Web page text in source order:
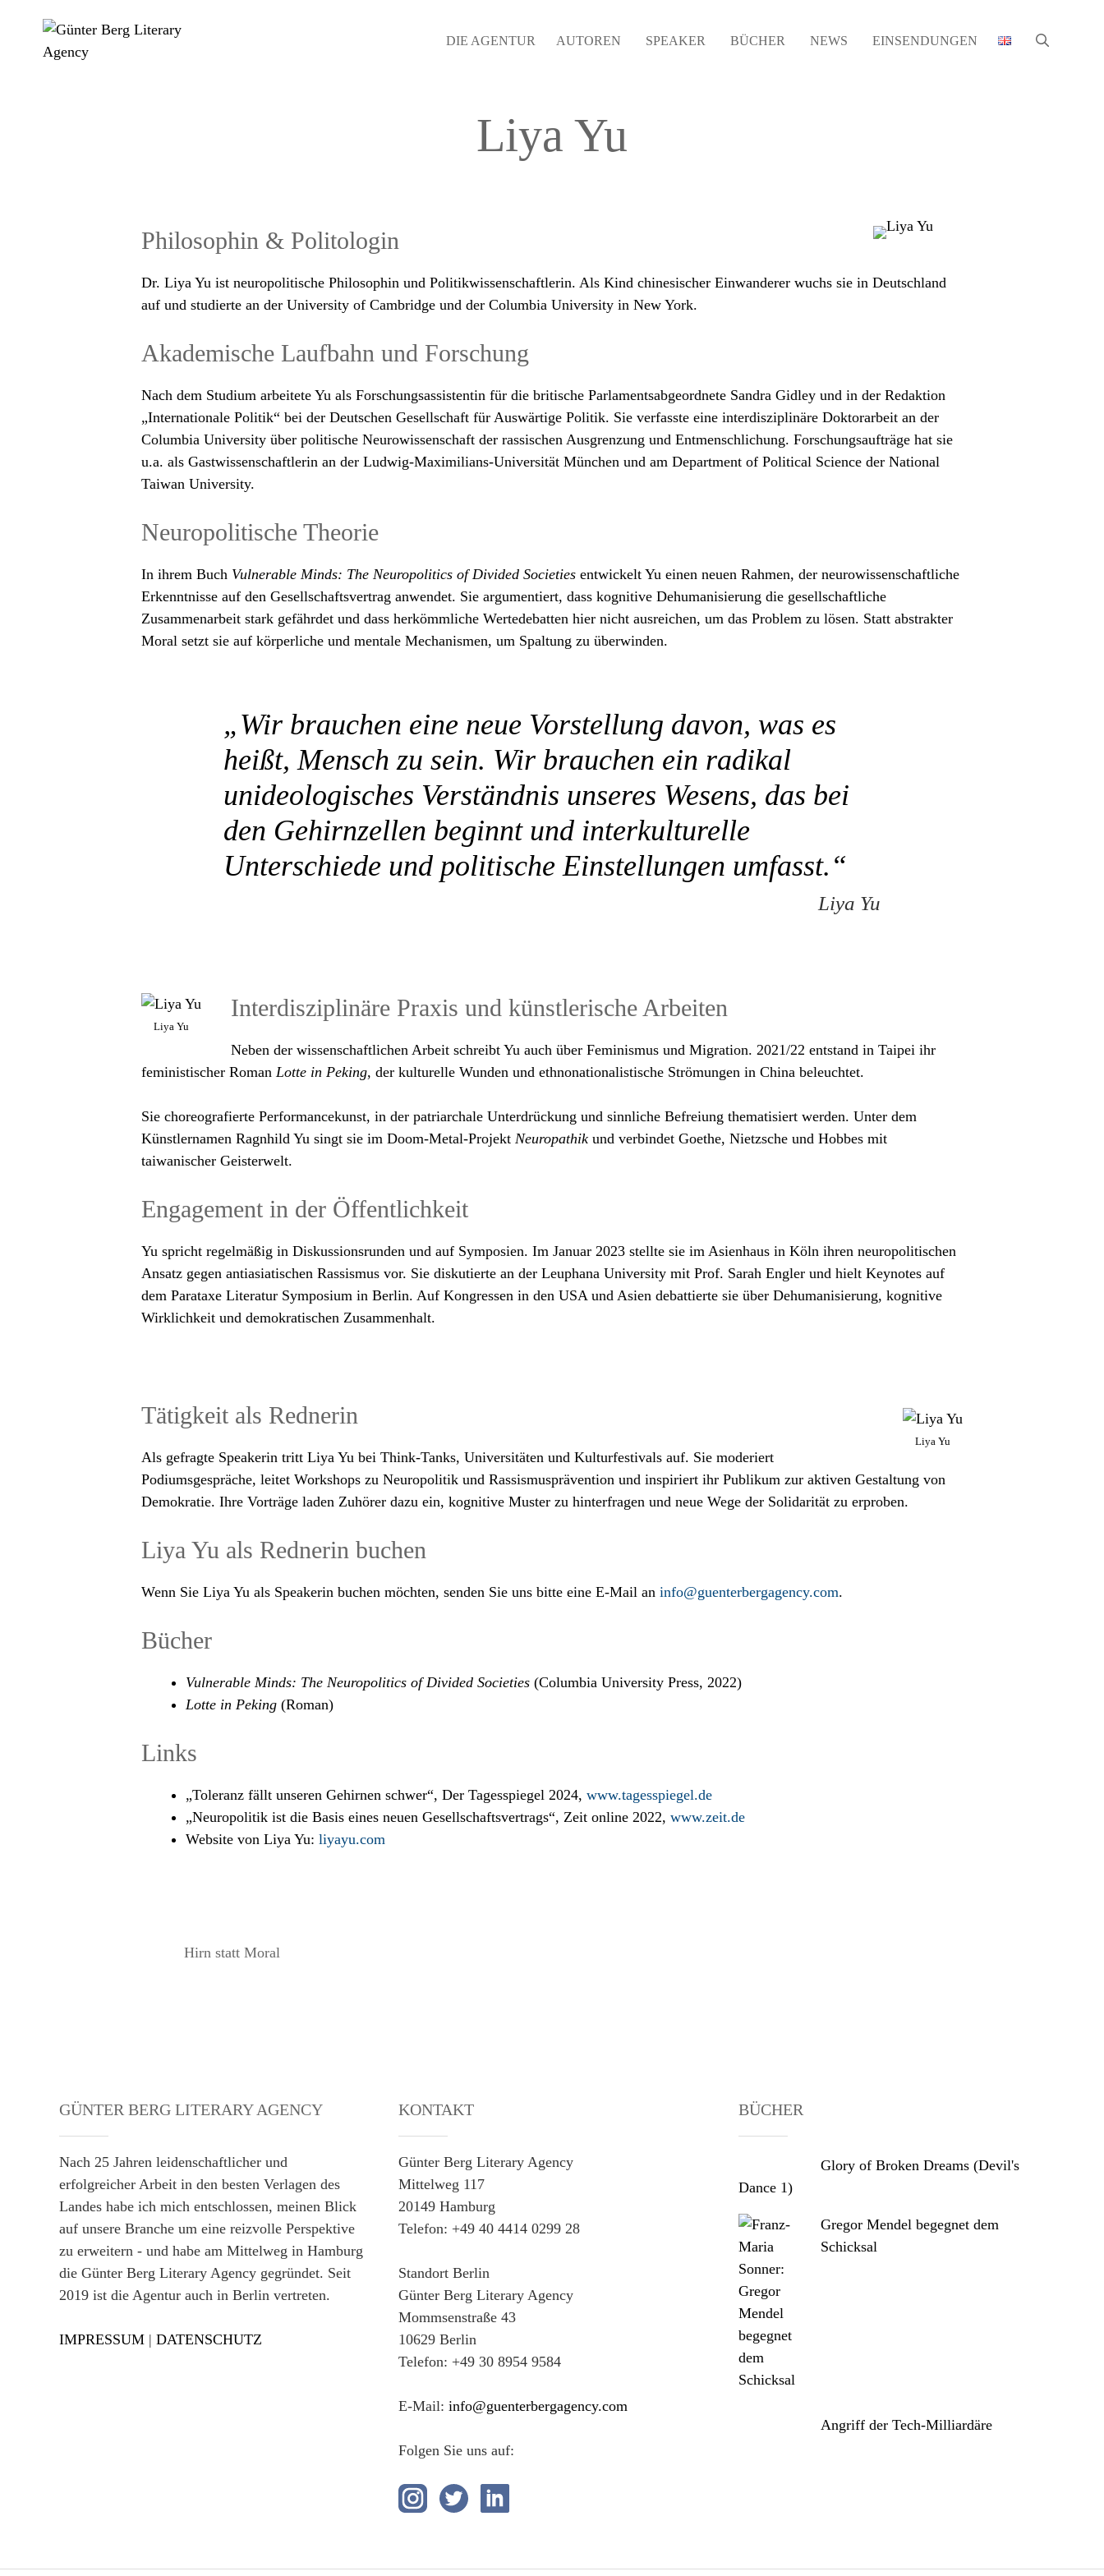
springen
DIE AGENTUR AUTOREN SPEAKER BÜCHER NEWS EINSENDUNGEN
Liya Yu
Philosophin & Politologin
Dr. Liya Yu ist neuropolitische Philosophin und Politikwissenschaftlerin. Als Kind chinesischer Einwanderer wuchs sie in Deutschland
auf und studierte an der University of Cambridge und der Columbia University in New York.
Akademische Laufbahn und Forschung
Nach dem Studium arbeitete Yu als Forschungsassistentin für die britische Parlamentsabgeordnete Sandra Gidley und in der Redaktion
„Internationale Politik“ bei der Deutschen Gesellschaft für Auswärtige Politik. Sie verfasste eine interdisziplinäre Doktorarbeit an der
Columbia University über politische Neurowissenschaft der rassischen Ausgrenzung und Entmenschlichung. Forschungsaufträge hat sie
u.a. als Gastwissenschaftlerin an der Ludwig-Maximilians-Universität München und am Department of Political Science der National
Taiwan University.
Neuropolitische Theorie
In ihrem Buch Vulnerable Minds: The Neuropolitics of Divided Societies entwickelt Yu einen neuen Rahmen, der neurowissenschaftliche
Erkenntnisse auf den Gesellschaftsvertrag anwendet. Sie argumentiert, dass kognitive Dehumanisierung die gesellschaftliche
Zusammenarbeit stark gefährdet und dass herkömmliche Wertedebatten hier nicht ausreichen, um das Problem zu lösen. Statt abstrakter
Moral setzt sie auf körperliche und mentale Mechanismen, um Spaltung zu überwinden.
„Wir brauchen eine neue Vorstellung davon, was es
heißt, Mensch zu sein. Wir brauchen ein radikal
unideologisches Verständnis unseres Wesens, das bei
den Gehirnzellen beginnt und interkulturelle
Unterschiede und politische Einstellungen umfasst.“
Liya Yu
Liya Yu
Interdisziplinäre Praxis und künstlerische Arbeiten
Neben der wissenschaftlichen Arbeit schreibt Yu auch über Feminismus und Migration. 2021/22 entstand in Taipei ihr
feministischer Roman Lotte in Peking, der kulturelle Wunden und ethnonationalistische Strömungen in China beleuchtet.
Sie choreografierte Performancekunst, in der patriarchale Unterdrückung und sinnliche Befreiung thematisiert werden. Unter dem
Künstlernamen Ragnhild Yu singt sie im Doom-Metal-Projekt Neuropathik und verbindet Goethe, Nietzsche und Hobbes mit
taiwanischer Geisterwelt.
Engagement in der Öffentlichkeit
Yu spricht regelmäßig in Diskussionsrunden und auf Symposien. Im Januar 2023 stellte sie im Asienhaus in Köln ihren neuropolitischen
Ansatz gegen antiasiatischen Rassismus vor. Sie diskutierte an der Leuphana University mit Prof. Sarah Engler und hielt Keynotes auf
dem Parataxe Literatur Symposium in Berlin. Auf Kongressen in den USA und Asien debattierte sie über Dehumanisierung, kognitive
Wirklichkeit und demokratischen Zusammenhalt.
Liya Yu
Tätigkeit als Rednerin
Als gefragte Speakerin tritt Liya Yu bei Think-Tanks, Universitäten und Kulturfestivals auf. Sie moderiert
Podiumsgespräche, leitet Workshops zu Neuropolitik und Rassismusprävention und inspiriert ihr Publikum zur aktiven Gestaltung von
Demokratie. Ihre Vorträge laden Zuhörer dazu ein, kognitive Muster zu hinterfragen und neue Wege der Solidarität zu erproben.
Liya Yu als Rednerin buchen
Wenn Sie Liya Yu als Speakerin buchen möchten, senden Sie uns bitte eine E-Mail an info@guenterbergagency.com.
Bücher
Vulnerable Minds: The Neuropolitics of Divided Societies (Columbia University Press, 2022)
Lotte in Peking (Roman)
Links
„Toleranz fällt unseren Gehirnen schwer“, Der Tagesspiegel 2024, www.tagesspiegel.de
„Neuropolitik ist die Basis eines neuen Gesellschaftsvertrags“, Zeit online 2022, www.zeit.de
Website von Liya Yu: liyayu.com
Hirn statt Moral
GÜNTER BERG LITERARY AGENCY
Nach 25 Jahren leidenschaftlicher und
erfolgreicher Arbeit in den besten Verlagen des
Landes habe ich mich entschlossen, meinen Blick
auf unsere Branche um eine reizvolle Perspektive
zu erweitern - und habe am Mittelweg in Hamburg
die Günter Berg Literary Agency gegründet. Seit
2019 ist die Agentur auch in Berlin vertreten.
IMPRESSUM | DATENSCHUTZ
KONTAKT
Günter Berg Literary Agency
Mittelweg 117
20149 Hamburg
Telefon: +49 40 4414 0299 28
Standort Berlin
Günter Berg Literary Agency
Mommsenstraße 43
10629 Berlin
Telefon: +49 30 8954 9584
E-Mail:info@guenterbergagency.com
Folgen Sie uns auf:
BÜCHER
Glory of Broken Dreams (Devil's
Dance 1)
Gregor Mendel begegnet dem
Schicksal
Angriff der Tech-Milliardäre